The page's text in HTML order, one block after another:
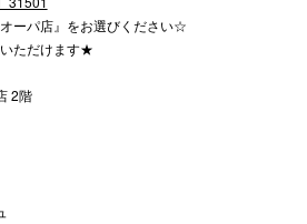
ーパ店』をお選びください☆
ただけます★
2階